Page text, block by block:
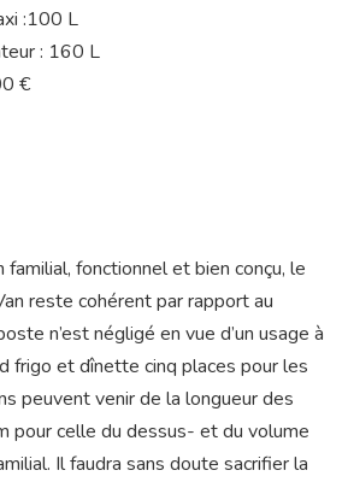
:100 L
: 160 L
€
fonctionnel et bien conçu, le
reste cohérent par rapport au
n’est négligé en vue d’un usage à
frigo et dînette cinq places pour les
peuvent venir de la longueur des
pour celle du dessus- et du volume
Il faudra sans doute sacrifier la